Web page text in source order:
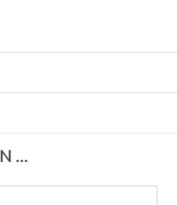
…